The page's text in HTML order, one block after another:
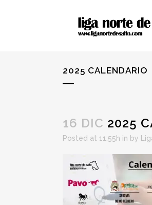
2025 CALENDARIO
16 DIC 2025
Posted at 11:55h in by